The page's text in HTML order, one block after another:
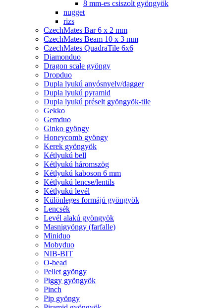
8 mm-es csiszolt gyöngyök
nugget
rizs
CzechMates Bar 6 x 2 mm
CzechMates Beam 10 x 3 mm
CzechMates QuadraTile 6x6
Diamonduo
Dragon scale gyöngy
Dropduo
Dupla lyukú anyósnyelv/dagger
Dupla lyukú pyramid
Dupla lyukú préselt gyöngyök-tile
Gekko
Gemduo
Ginko gyöngy
Honeycomb gyöngy
Kerek gyöngyök
Kétlyukú bell
Kétlyukú háromszög
Kétlyukú kaboson 6 mm
Kétlyukú lencse/lentils
Kétlyukú levél
Különleges formájú gyöngyök
Lencsék
Levél alakú gyöngyök
Masnigyöngy (farfalle)
Miniduo
Mobyduo
NIB-BIT
O-bead
Pellet gyöngy
Piggy gyöngyök
Pinch
Pip gyöngy